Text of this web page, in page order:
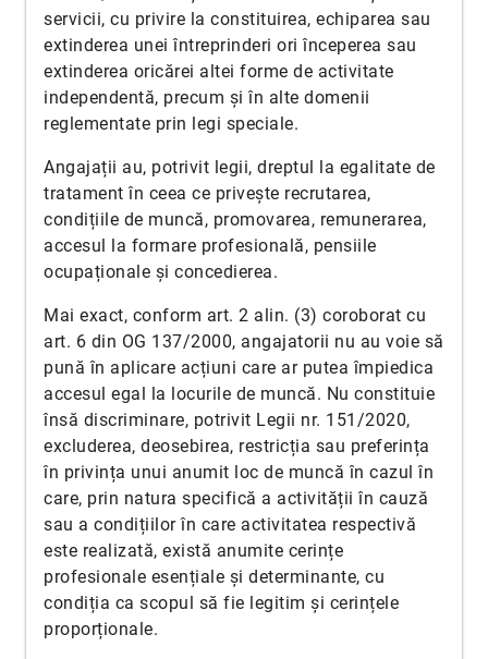
servicii, cu privire la constituirea, echiparea sau
extinderea unei întreprinderi ori începerea sau
extinderea oricărei altei forme de activitate
independentă, precum și în alte domenii
reglementate prin legi speciale.
Angajații au, potrivit legii, dreptul la egalitate de
tratament în ceea ce privește recrutarea,
condițiile de muncă, promovarea, remunerarea,
accesul la formare profesională, pensiile
ocupaționale și concedierea.
Mai exact, conform art. 2 alin. (3) coroborat cu
art. 6 din OG 137/2000, angajatorii nu au voie să
pună în aplicare acțiuni care ar putea împiedica
accesul egal la locurile de muncă. Nu constituie
însă discriminare, potrivit Legii nr. 151/2020,
excluderea, deosebirea, restricția sau preferința
în privința unui anumit loc de muncă în cazul în
care, prin natura specifică a activității în cauză
sau a condițiilor în care activitatea respectivă
este realizată, există anumite cerințe
profesionale esențiale și determinante, cu
condiția ca scopul să fie legitim și cerințele
proporționale.